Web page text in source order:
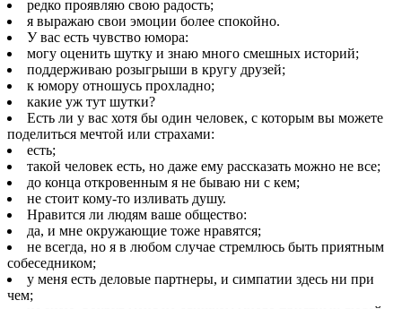
редко проявляю свою радость;
я выражаю свои эмоции более спокойно.
У вас есть чувство юмора:
могу оценить шутку и знаю много смешных историй;
поддерживаю розыгрыши в кругу друзей;
к юмору отношусь прохладно;
какие уж тут шутки?
Есть ли у вас хотя бы один человек, с которым вы можете
поделиться мечтой или страхами:
есть;
такой человек есть, но даже ему рассказать можно не все;
до конца откровенным я не бываю ни с кем;
не стоит кому-то изливать душу.
Нравится ли людям ваше общество:
да, и мне окружающие тоже нравятся;
не всегда, но я в любом случае стремлюсь быть приятным
собеседником;
у меня есть деловые партнеры, и симпатии здесь ни при
чем;